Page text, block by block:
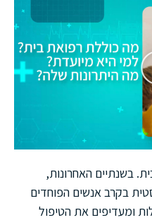
בשנתיים האחרונות,
בקרב אנשים הפוחדים
ומעדיפים את הטיפול